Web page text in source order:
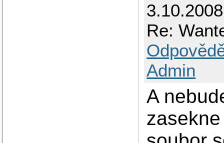
Re:
Admin
A